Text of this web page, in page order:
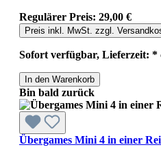
Regulärer Preis: 29,00 €
Preis inkl. MwSt. zzgl.
Sofort verfügbar, Lieferzeit: *
In den Warenkorb
Bin bald zurück
Übergames Mini 4 in einer